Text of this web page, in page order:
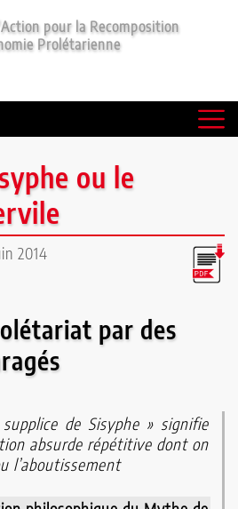
pour la Recomposition
Prolétarienne
ou le
2014
par des
de Sisyphe » signifie
absurde répétitive dont on
l’aboutissement